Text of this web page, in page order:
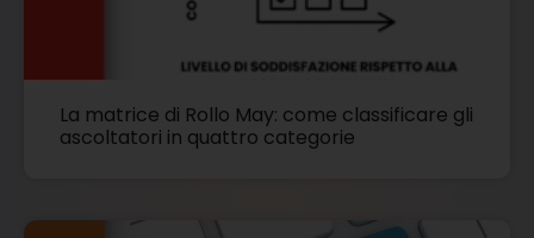
La matrice di Rollo May: come classificare gli
ascoltatori in quattro categorie